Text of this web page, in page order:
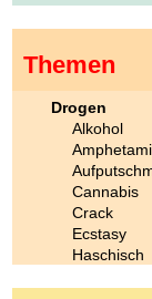
Themen
Drogen
Alkohol
Cannabis
Crack
Ecstasy
Haschisch